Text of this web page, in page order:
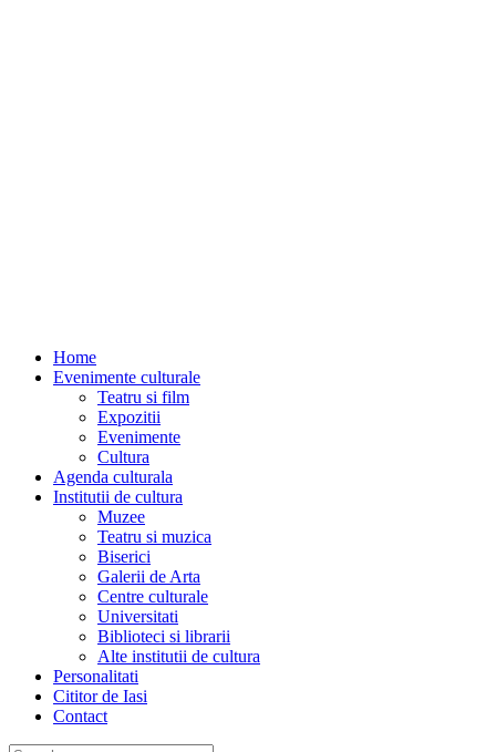
Home
Evenimente culturale
Teatru si film
Expozitii
Evenimente
Cultura
Agenda culturala
Institutii de cultura
Muzee
Teatru si muzica
Biserici
Galerii de Arta
Centre culturale
Universitati
Biblioteci si librarii
Alte institutii de cultura
Personalitati
Cititor de Iasi
Contact